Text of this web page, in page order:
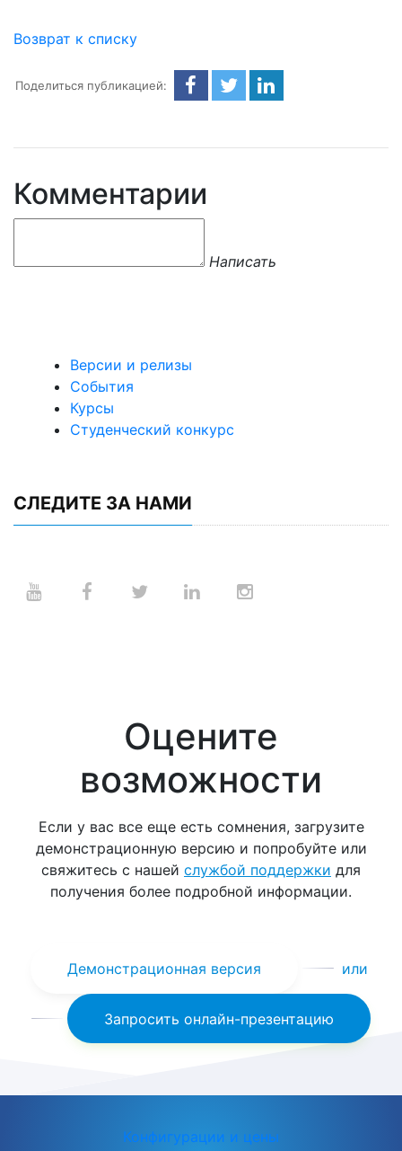
Возврат к списку
Поделиться публикацией:
Комментарии
Написать
Версии и релизы
События
Курсы
Студенческий конкурс
СЛЕДИТЕ ЗА НАМИ
Оцените
возможности
Если у вас все еще есть сомнения, загрузите
демонстрационную версию и попробуйте или
свяжитесь с нашей службой поддержки для
получения более подробной информации.
Демонстрационная версия или
Запросить онлайн-презентацию
Конфигурации и цены